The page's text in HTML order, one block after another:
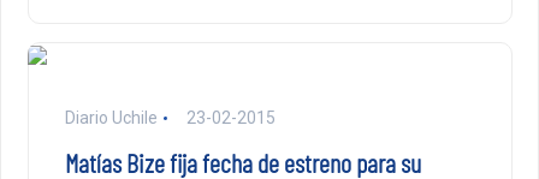
Diario Uchile 23-02-2015
Matías Bize fija fecha de estreno para su